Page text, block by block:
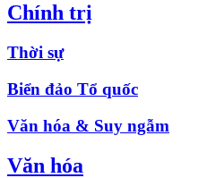
Chính trị
Thời sự
Biển đảo Tổ quốc
Văn hóa & Suy ngẫm
Văn hóa